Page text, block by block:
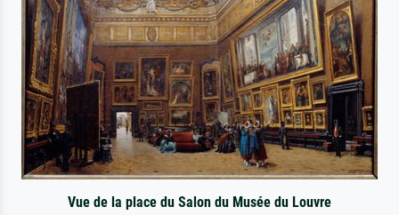
Vue de la place du Salon du Musée du Louvre